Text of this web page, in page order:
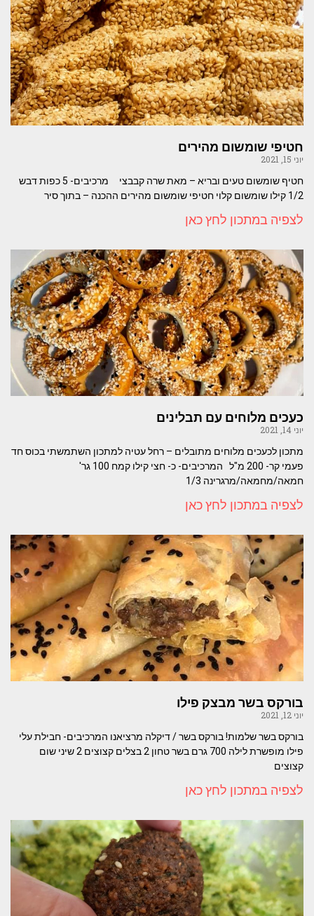
חטיפי שומשום מהירים
יוני 15, 2021
חטיף שומשום טעים ובריא – מאת שרה קבבצי מרכיבים- 5 כפות דבש
1/2 קילו שומשום קלוי חטיפי שומשום מהירים ההכנה – בתוך סיר
לצפיה במתכון לחץ כאן
כעכים מלוחים עם תבלינים
יוני 14, 2021
מתכון לכעכים מלוחים מתובלים – רחל עטיה למתכון השתמשתי בכוס חד
פעמי קר- 200 מ"ל המרכיבים- כ- חצי קילו קמח 100 גר'
חמאה/מחמאה/מרגרינה 1/3
לצפיה במתכון לחץ כאן
בורקס בשר מבצק פילו
יוני 12, 2021
בורקס בשר שלמות! בורקס בשר / דיקלה מרציאנו המרכיבים- חבילת עלי
פילו מופשרת לילה 700 גרם בשר טחון 2 בצלים קצוצים 2 שיני שום
קצוצים
לצפיה במתכון לחץ כאן